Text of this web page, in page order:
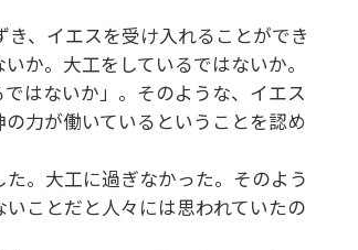
、イエスを受け入れることができ
か。大工をしているではないか。
はないか」。そのような、イエス
力が働いているということを認め
。大工に過ぎなかった。そのよう
ことだと人々には思われていたの